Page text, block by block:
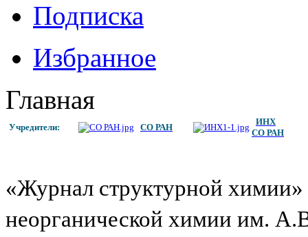
Подписка
Избранное
Главная
Учредители: СО РАН
ИНХ
СО РАН
«Журнал структурной химии»
неорганической химии им.